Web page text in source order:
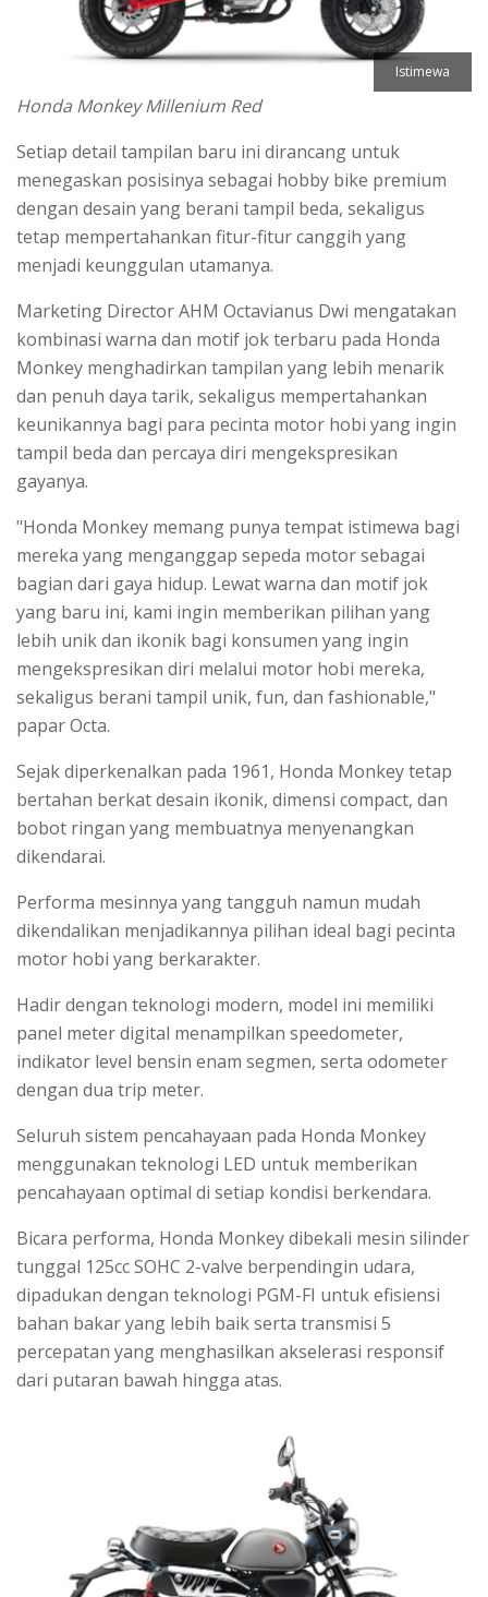
Istimewa
Honda Monkey Millenium Red
Setiap detail tampilan baru ini dirancang untuk
menegaskan posisinya sebagai hobby bike premium
dengan desain yang berani tampil beda, sekaligus
tetap mempertahankan fitur-fitur canggih yang
menjadi keunggulan utamanya.
Marketing Director AHM Octavianus Dwi mengatakan
kombinasi warna dan motif jok terbaru pada Honda
Monkey menghadirkan tampilan yang lebih menarik
dan penuh daya tarik, sekaligus mempertahankan
keunikannya bagi para pecinta motor hobi yang ingin
tampil beda dan percaya diri mengekspresikan
gayanya.
"Honda Monkey memang punya tempat istimewa bagi
mereka yang menganggap sepeda motor sebagai
bagian dari gaya hidup. Lewat warna dan motif jok
yang baru ini, kami ingin memberikan pilihan yang
lebih unik dan ikonik bagi konsumen yang ingin
mengekspresikan diri melalui motor hobi mereka,
sekaligus berani tampil unik, fun, dan fashionable,"
papar Octa.
Sejak diperkenalkan pada 1961, Honda Monkey tetap
bertahan berkat desain ikonik, dimensi compact, dan
bobot ringan yang membuatnya menyenangkan
dikendarai.
Performa mesinnya yang tangguh namun mudah
dikendalikan menjadikannya pilihan ideal bagi pecinta
motor hobi yang berkarakter.
Hadir dengan teknologi modern, model ini memiliki
panel meter digital menampilkan speedometer,
indikator level bensin enam segmen, serta odometer
dengan dua trip meter.
Seluruh sistem pencahayaan pada Honda Monkey
menggunakan teknologi LED untuk memberikan
pencahayaan optimal di setiap kondisi berkendara.
Bicara performa, Honda Monkey dibekali mesin silinder
tunggal 125cc SOHC 2-valve berpendingin udara,
dipadukan dengan teknologi PGM-FI untuk efisiensi
bahan bakar yang lebih baik serta transmisi 5
percepatan yang menghasilkan akselerasi responsif
dari putaran bawah hingga atas.